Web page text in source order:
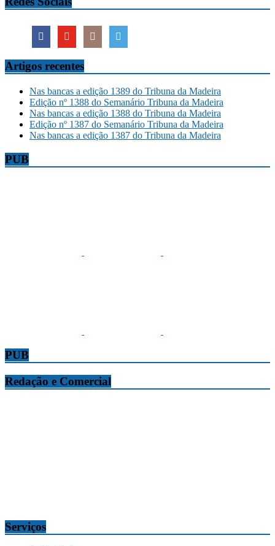
Artigos recentes
Nas bancas a edição 1389 do Tribuna da Madeira
Edição nº 1388 do Semanário Tribuna da Madeira
Nas bancas a edição 1388 do Tribuna da Madeira
Edição nº 1387 do Semanário Tribuna da Madeira
Nas bancas a edição 1387 do Tribuna da Madeira
PUB
PUB
Redação e Comercial
Serviços